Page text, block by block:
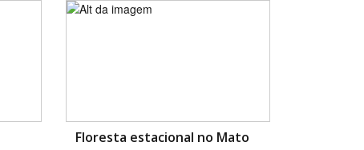
Floresta estacional no Mato